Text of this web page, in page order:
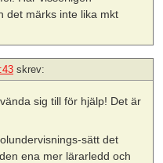
det märks inte lika mkt
skrev:
sig till för hjälp! Det är
sätt det
ena mer lärarledd och